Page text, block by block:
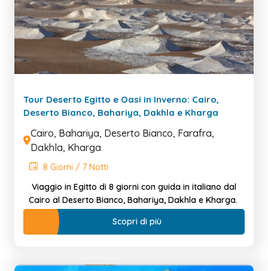
Tour Deserto Egitto e Oasi in Inverno: Cairo,
Deserto Bianco, Bahariya, Dakhla e Kharga
Cairo, Bahariya, Deserto Bianco, Farafra,
Dakhla, Kharga
8 Giorni / 7 Notti
Viaggio in Egitto di 8 giorni con guida in italiano dal
Cairo al Deserto Bianco, Bahariya, Dakhla e Kharga.
Scopri di più